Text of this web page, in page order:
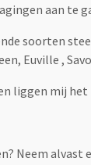
aan te
soorten
Euville ,
liggen mij
Neem alvast